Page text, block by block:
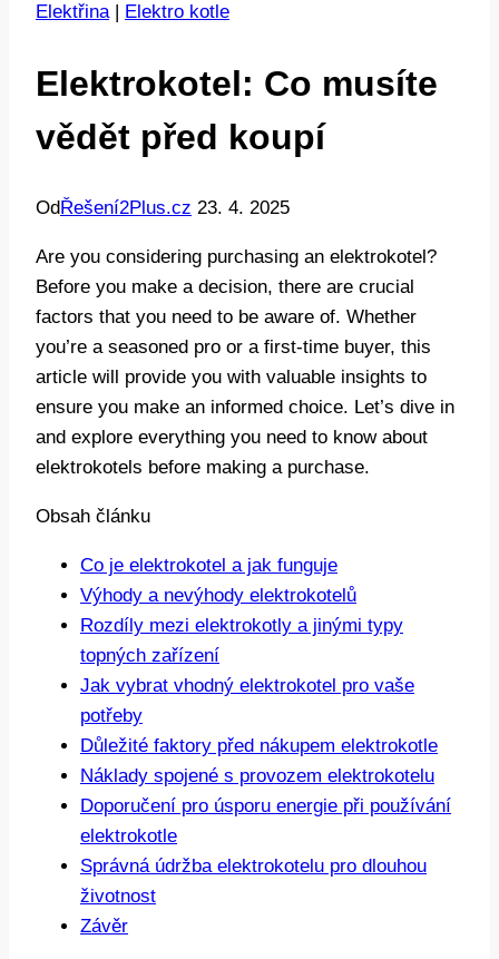
Elektřina| Elektro kotle
Elektrokotel: Co musíte
vědět před koupí
Od Řešení2Plus.cz 23. 4. 2025
Are you​ considering purchasing an elektrokotel?
Before you ​make a decision, there ‌are crucial
factors that you‌ need⁤ to⁢ be aware of. ​Whether
you’re ‍a seasoned pro or a first-time buyer, this
article ​will provide you with valuable insights to
ensure you⁣ make an informed‌ choice. Let’s dive in
and explore everything you need to know about
elektrokotels before‍ making a purchase.
Obsah článku
Co je elektrokotel a⁣ jak funguje
Výhody⁢ a ​nevýhody elektrokotelů
Rozdíly mezi elektrokotly a jinými ‍typy
topných zařízení
Jak‍ vybrat vhodný elektrokotel pro vaše
potřeby
Důležité faktory před nákupem elektrokotle
Náklady spojené s provozem elektrokotelu
Doporučení ⁣pro úsporu energie při‌ používání
elektrokotle
Správná ⁢údržba⁣ elektrokotelu pro⁢ dlouhou⁣
životnost
Závěr